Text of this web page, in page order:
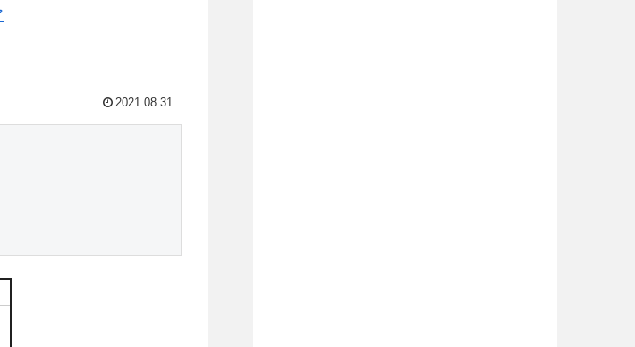
2021.08.31